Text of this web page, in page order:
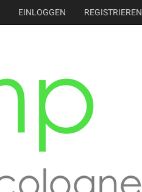
EINLOGGEN REGISTRIEREN